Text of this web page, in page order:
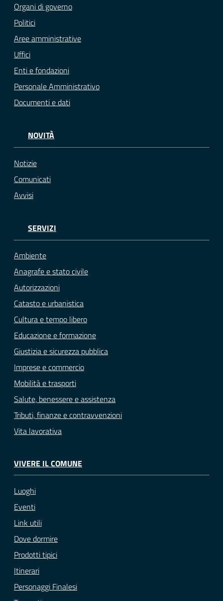
Organi di governo
Politici
Aree amministrative
Uffici
Enti e fondazioni
Personale Amministrativo
Documenti e dati
NOVITÀ
Notizie
Comunicati
Avvisi
SERVIZI
Ambiente
Anagrafe e stato civile
Autorizzazioni
Catasto e urbanistica
Cultura e tempo libero
Educazione e formazione
Giustizia e sicurezza pubblica
Imprese e commercio
Mobilità e trasporti
Salute, benessere e assistenza
Tributi, finanze e contravvenzioni
Vita lavorativa
VIVERE IL COMUNE
Luoghi
Eventi
Link utili
Dove dormire
Prodotti tipici
Itinerari
Personaggi Finalesi